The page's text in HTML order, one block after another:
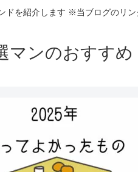
ドを紹介します ※当ブログのリ
マンのおすすめ